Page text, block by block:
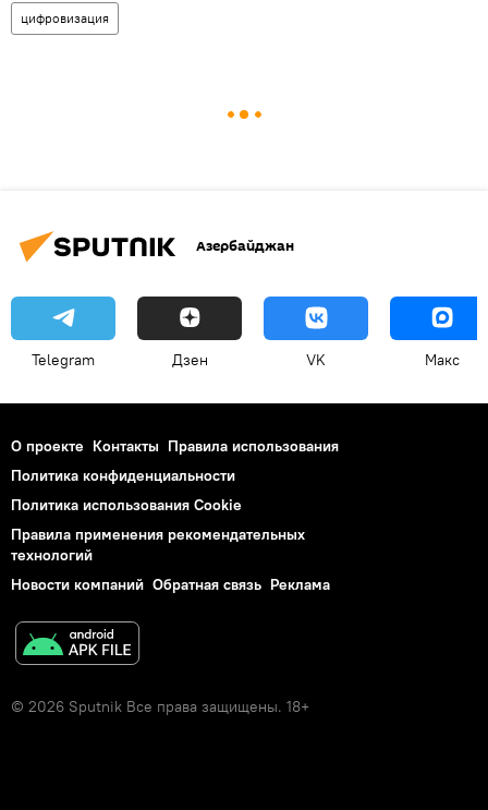
цифровизация
Азербайджан
Telegram Дзен VK Макс
О проекте Контакты Правила использования
Политика конфиденциальности
Политика использования Cookie
Правила применения рекомендательных
технологий
Новости компаний Обратная связь Реклама
© 2026 Sputnik Все права защищены. 18+